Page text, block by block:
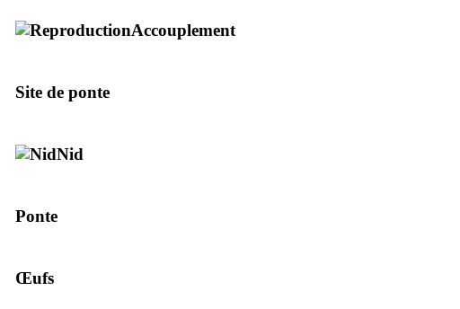
Accouplement
Site de ponte
Nid
Ponte
Œufs